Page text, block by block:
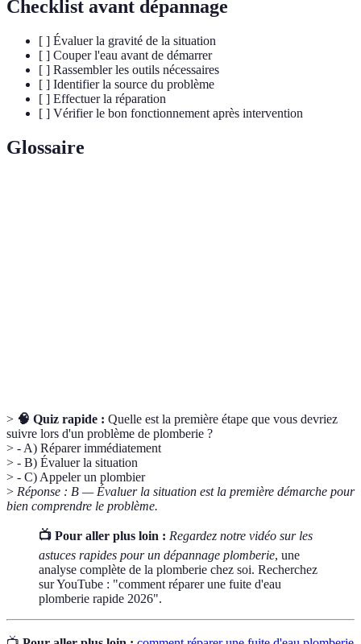
Checklist avant dépannage
[ ] Évaluer la gravité de la situation
[ ] Couper l'eau avant de démarrer
[ ] Rassembler les outils nécessaires
[ ] Identifier la source du problème
[ ] Effectuer la réparation
[ ] Vérifier le bon fonctionnement après intervention
Glossaire
> 🧠 Quiz rapide : Quelle est la première étape que vous devriez
suivre lors d'un problème de plomberie ?
> - A) Réparer immédiatement
> - B) Évaluer la situation
> - C) Appeler un plombier
> Réponse : B — Évaluer la situation est la première démarche pour
bien comprendre le problème.
📺 Pour aller plus loin : Regardez notre vidéo sur les
astuces rapides pour un dépannage plomberie, une
analyse complète de la plomberie chez soi. Recherchez
sur YouTube : "comment réparer une fuite d'eau
plomberie rapide 2026".